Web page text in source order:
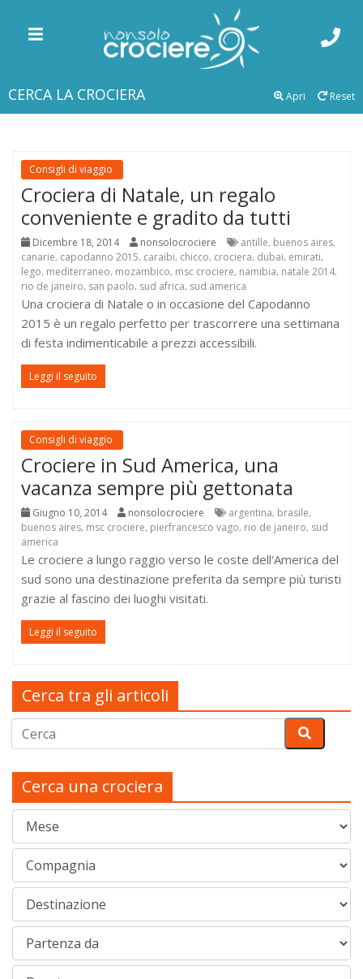
CERCA LA CROCIERA Reset
Apri
Consigli di viaggio
Crociera di Natale, un regalo
conveniente e gradito da tutti
Dicembre 18, 2014 nonsolocrociere antille, buenos aires,
canarie, capodanno 2015, caraibi, chicco, crociera, dubai, emirati,
lego, mediterraneo, mozambico, msc crociere, namibia, natale 2014,
rio de janeiro, san paolo, sud africa, sud america
Una crociera di Natale o in occasione del Capodanno
2015 è un regalo perfetto per trascorrere una settimana
di festa indimenticabile a prezzi accessibili.
Leggi il seguito
Consigli di viaggio
Crociere in Sud America, una
vacanza sempre più gettonata
Giugno 10, 2014 nonsolocrociere argentina, brasile,
buenos aires, msc crociere, pierfrancesco vago, rio de janeiro, sud
america
Le crociere a lungo raggio verso le coste dell'America del
sud sono una destinazione preferita da sempre più turisti
grazie al fascino dei luoghi visitati.
Leggi il seguito
Cerca tra gli articoli
Cerca una crociera